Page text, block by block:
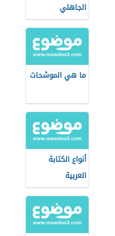
الجاهلي
ما هي الموشحات
أنواع الكتابة
العربية